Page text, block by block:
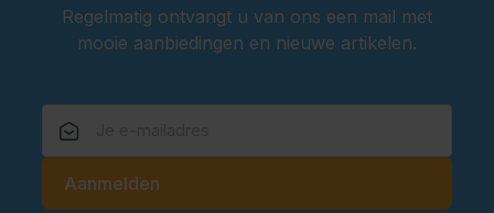
Regelmatig ontvangt u van ons een mail met
mooie aanbiedingen en nieuwe artikelen.
Aanmelden